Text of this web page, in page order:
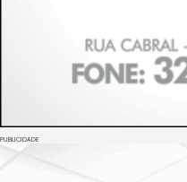
PUBLICIDADE